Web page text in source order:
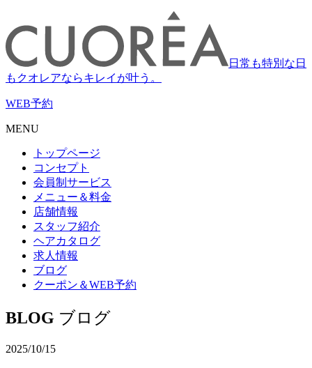
日常も特別な日
もクオレアならキレイが叶う。
WEB予約
MENU
トップページ
コンセプト
会員制サービス
メニュー＆料金
店舗情報
スタッフ紹介
ヘアカタログ
求人情報
ブログ
クーポン＆WEB予約
BLOG ブログ
2025/10/15